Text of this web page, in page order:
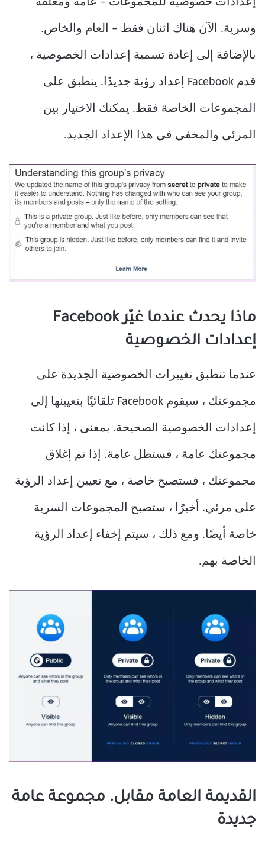
إعدادات خصوصية للمجموعات – عامة ومغلقة
وسرية. الآن هناك اثنان فقط – العام والخاص.
بالإضافة إلى إعادة تسمية إعدادات الخصوصية ،
قدم Facebook إعداد رؤية جديدًا. ينطبق على
المجموعات الخاصة فقط. يمكنك الاختيار بين
المرئي والمخفي في هذا الإعداد الجديد.
ماذا يحدث عندما غيّر Facebook
إعدادات الخصوصية
عندما تنطبق تغييرات الخصوصية الجديدة على
مجموعتك ، سيقوم Facebook تلقائيًا بتعيينها إلى
إعدادات الخصوصية الصحيحة. بمعنى ، إذا كانت
مجموعتك عامة ، فستظل عامة. إذا تم إغلاق
مجموعتك ، فستصبح خاصة ، مع تعيين إعداد الرؤية
على مرئي. أخيرًا ، ستصبح المجموعات السرية
خاصة أيضًا. ومع ذلك ، سيتم إخفاء إعداد الرؤية
الخاصة بهم.
القديمة العامة مقابل. مجموعة عامة
جديدة